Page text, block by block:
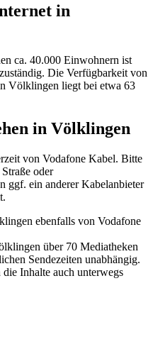
in
ca. 40.000 Einwohnern ist
Die Verfügbarkeit von
Völklingen liegt bei etwa 63
in Völklingen
von Vodafone Kabel. Bitte
oder
ggf. ein anderer Kabelanbieter
ebenfalls von Vodafone
über 70 Mediatheken
Sendezeiten unabhängig.
Inhalte auch unterwegs